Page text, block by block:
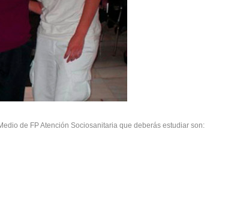
de FP Atención Sociosanitaria que deberás estudiar son: